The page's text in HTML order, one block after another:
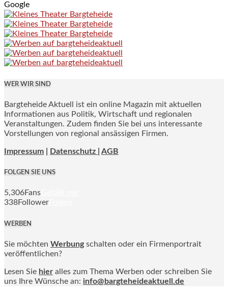
Google
WER WIR SIND
Bargteheide Aktuell ist ein online Magazin mit aktuellen
Informationen aus Politik, Wirtschaft und regionalen
Veranstaltungen. Zudem finden Sie bei uns interessante
Vorstellungen von regional ansässigen Firmen.
Impressum Datenschutz | AGB
FOLGEN SIE UNS
5,306Fans
338Follower
WERBEN
Sie möchten Werbung schalten oder ein Firmenportrait
veröffentlichen?
Lesen Sie hier alles zum Thema Werben oder schreiben Sie
uns Ihre Wünsche an: info@bargteheideaktuell.de